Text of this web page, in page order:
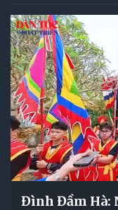
Đình Đầm Hà: